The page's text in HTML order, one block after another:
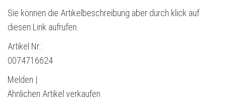
Sie können die Artikelbeschreibung aber durch klick auf
diesen Link aufrufen.
Artikel Nr.:
0074716624
Melden |
Ähnlichen Artikel verkaufen